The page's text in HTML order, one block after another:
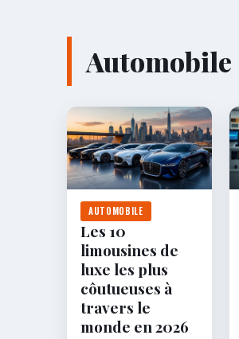
Automobile
AUTOMOBILE
Les 10
limousines de
luxe les plus
côutueuses à
travers le
monde en 2026